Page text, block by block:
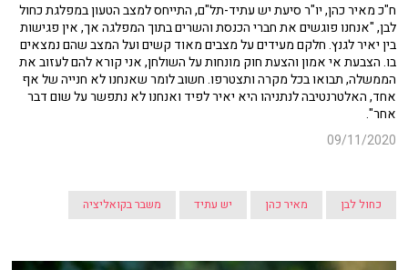
ח"כ מאיר כהן, יו"ר סיעת יש עתיד-תל"ם, התייחס למצב הטעון במפלגת כחול
לבן, "אנחנו פוגשים את חברי הכנסת והשרים בתוך המפלגה אך, אין פגישות
בין יאיר לגנץ. חלקם מעידים על מצבים מאוד קשים ועל המצב שהם נמצאים
בו. הצבעת אי אמון והצעת חוק מונחות על השולחן, אני קורא להם לעזוב את
הממשלה, תבואו בכל מקרה ותצטרפו. חשוב לומר שאנחנו לא חנייה של אף
אחד, האלטרנטיבה לנתניהו היא יאיר לפיד ואנחנו לא נתפשר על שום דבר
אחר".
09/11/2020
כחול לבן מאיר כהן יש עתיד משבר בקואליציה